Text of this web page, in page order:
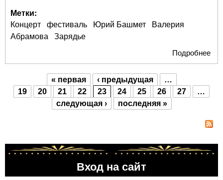
Метки:
Концерт фестиваль Юрий Башмет
Валерия
Абрамова
Зарядье
Подробнее
Страницы
« первая ‹ предыдущая
…
19
20 21 22 23 24 25 26 27
…
следующая ›
последняя »
Вход на сайт